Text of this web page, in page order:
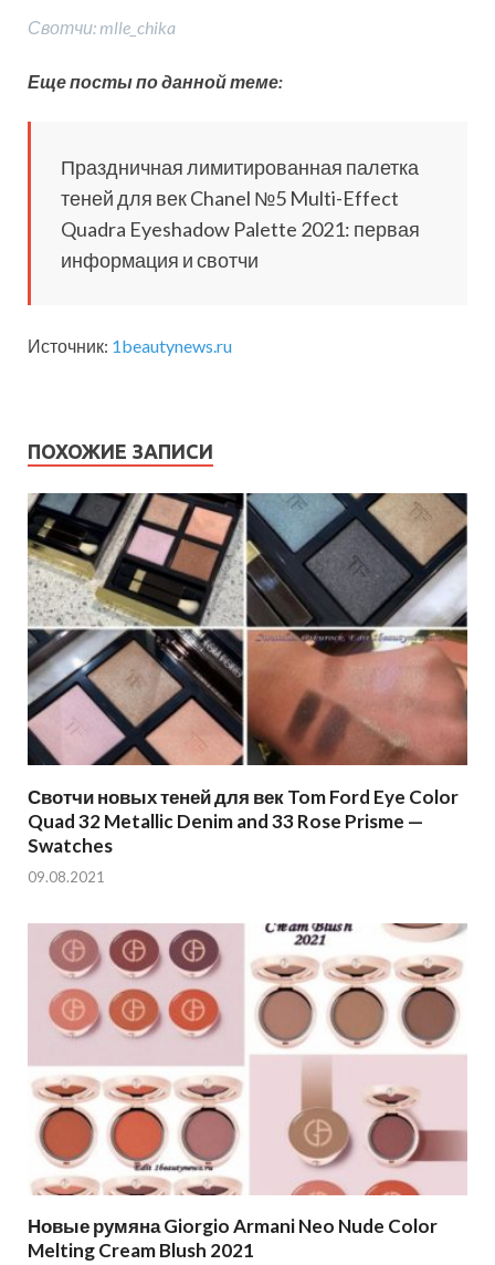
Свотчи: mlle_chika
Еще посты по данной теме:
Праздничная лимитированная палетка
теней для век Chanel №5 Multi-Effect
Quadra Eyeshadow Palette 2021: первая
информация и свотчи
Источник: 1beautynews.ru
ПОХОЖИЕ ЗАПИСИ
Свотчи новых теней для век Tom Ford Eye Color
Quad 32 Metallic Denim and 33 Rose Prisme —
Swatches
09.08.2021
Новые румяна Giorgio Armani Neo Nude Color
Melting Cream Blush 2021